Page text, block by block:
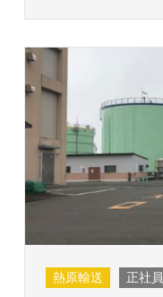
熱原輸送 正社員